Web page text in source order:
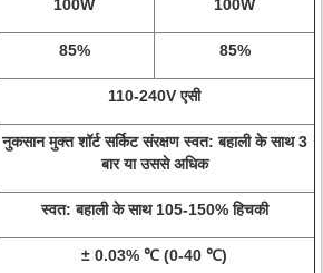
100W 100W
85% 85%
110-240V एसी
नुकसान मुक्त शॉर्ट सर्किट संरक्षण स्वत: बहाली के साथ 3
बार या उससे अधिक
स्वत: बहाली के साथ 105-150% हिचकी
± 0.03% ℃ (0-40 ℃)